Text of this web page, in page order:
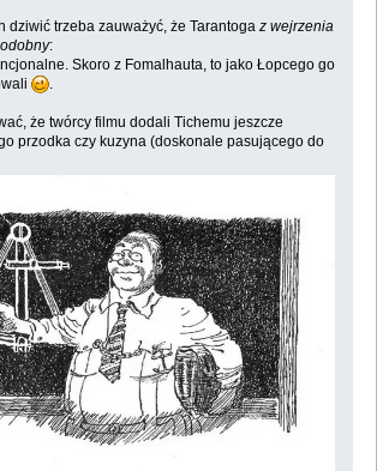
dziwić trzeba zauważyć, że Tarantoga z wejrzenia
:
Skoro z Fomalhauta, to jako Łopcego go
.
że twórcy filmu dodali Tichemu jeszcze
przodka czy kuzyna (doskonale pasującego do